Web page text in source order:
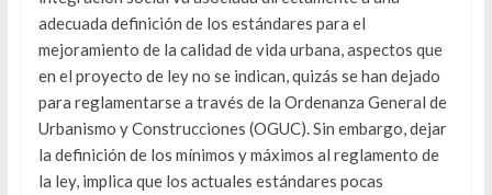
adecuada definición de los estándares para el
mejoramiento de la calidad de vida urbana, aspectos que
en el proyecto de ley no se indican, quizás se han dejado
para reglamentarse a través de la Ordenanza General de
Urbanismo y Construcciones (OGUC). Sin embargo, dejar
la definición de los mínimos y máximos al reglamento de
la ley, implica que los actuales estándares pocas